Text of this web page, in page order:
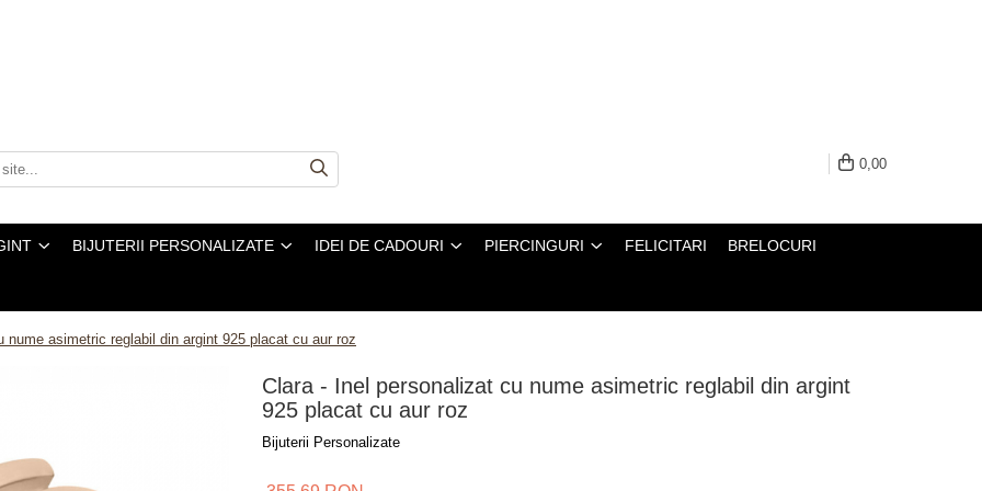
0,00
BIJUTERII PERSONALIZATE IDEI DE CADOURI PIERCINGURI FELICITARI BRELOCURI
nume asimetric reglabil din argint 925 placat cu aur roz
Clara - Inel personalizat cu nume asimetric reglabil din argint
925 placat cu aur roz
Bijuterii Personalizate